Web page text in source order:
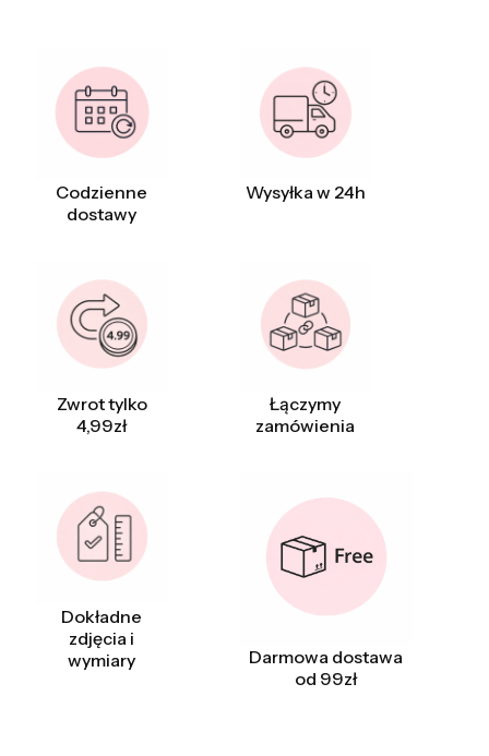
Codzienne
dostawy
Wysyłka w 24h
Zwrot tylko
4,99zł
Łączymy
zamówienia
Dokładne
zdjęcia i
wymiary
Darmowa dostawa
od 99zł